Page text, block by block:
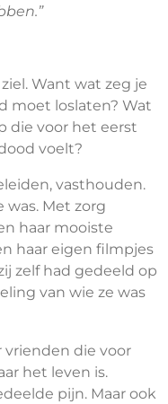
Want wat zeg je
moet loslaten? Wat
die voor het eerst
voelt?
vasthouden.
was. Met zorg
haar mooiste
haar eigen filmpjes
zelf had gedeeld op
van wie ze was
vrienden die voor
het leven is.
pijn. Maar ook